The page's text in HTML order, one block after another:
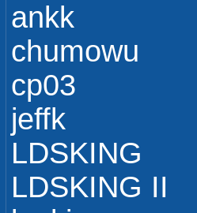
ankk
chumowu
cp03
jeffk
LDSKING
LDSKING II